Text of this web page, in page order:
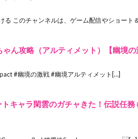
る このチャンネルは、ゲーム配信やショート
ん攻略（アルティメット）【幽境の
#幽境の激戦 #幽境アルティメット[…]
トキャラ閑雲のガチャきた！伝説任